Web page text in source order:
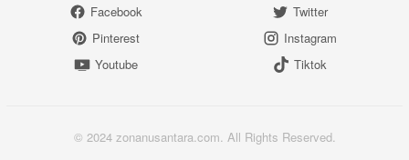
Facebook
Twitter
Pinterest
Instagram
Youtube
Tiktok
© 2024 zonanusantara.com. All Rights Reserved.